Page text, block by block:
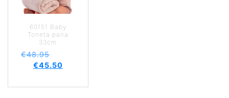
60151 Baby
Toneta pana
33cm
€48.95
€45.50